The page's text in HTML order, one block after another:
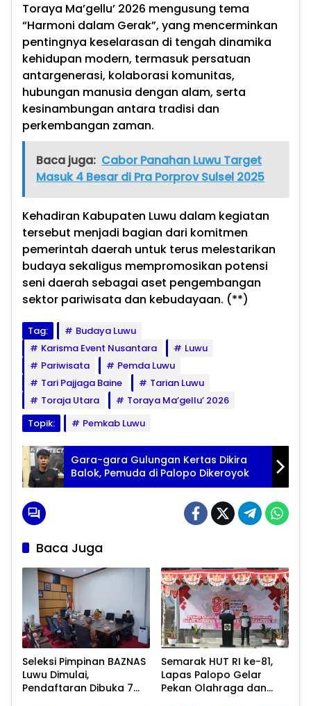
Toraya Ma’gellu’ 2026 mengusung tema
“Harmoni dalam Gerak”, yang mencerminkan
pentingnya keselarasan di tengah dinamika
kehidupan modern, termasuk persatuan
antargenerasi, kolaborasi komunitas,
hubungan manusia dengan alam, serta
kesinambungan antara tradisi dan
perkembangan zaman.
Baca juga: Cabor Panahan Luwu Target
Masuk 4 Besar di Pra Porprov Sulsel 2025
Kehadiran Kabupaten Luwu dalam kegiatan
tersebut menjadi bagian dari komitmen
pemerintah daerah untuk terus melestarikan
budaya sekaligus mempromosikan potensi
seni daerah sebagai aset pengembangan
sektor pariwisata dan kebudayaan. (**)
Tag:
Budaya Luwu
Karisma Event Nusantara
Luwu
Pariwisata
Pemda Luwu
Tari Pajjaga Baine
Tarian Luwu
Toraja Utara
Toraya Ma’gellu’ 2026
Topik:
Pemkab Luwu
Gara-gara Gulungan Kertas Dikira
Balok, Pemuda di Palopo Dikeroyok
Baca Juga
Seleksi Pimpinan BAZNAS
Luwu Dimulai,
Pendaftaran Dibuka 7
Semarak HUT RI ke-81,
Lapas Palopo Gelar
Pekan Olahraga dan